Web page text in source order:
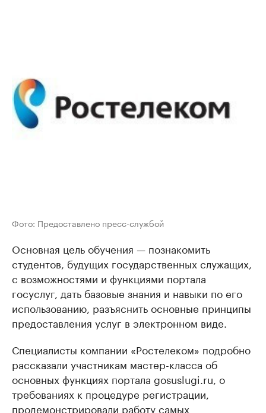
Фото: Предоставлено пресс-службой
Основная цель обучения — познакомить
студентов, будущих государственных служащих,
с возможностями и функциями портала
госуслуг, дать базовые знания и навыки по его
использованию, разъяснить основные принципы
предоставления услуг в электронном виде.
Специалисты компании «Ростелеком» подробно
рассказали участникам мастер-класса об
основных функциях портала gosuslugi.ru, о
требованиях к процедуре регистрации,
продемонстрировали работу самых